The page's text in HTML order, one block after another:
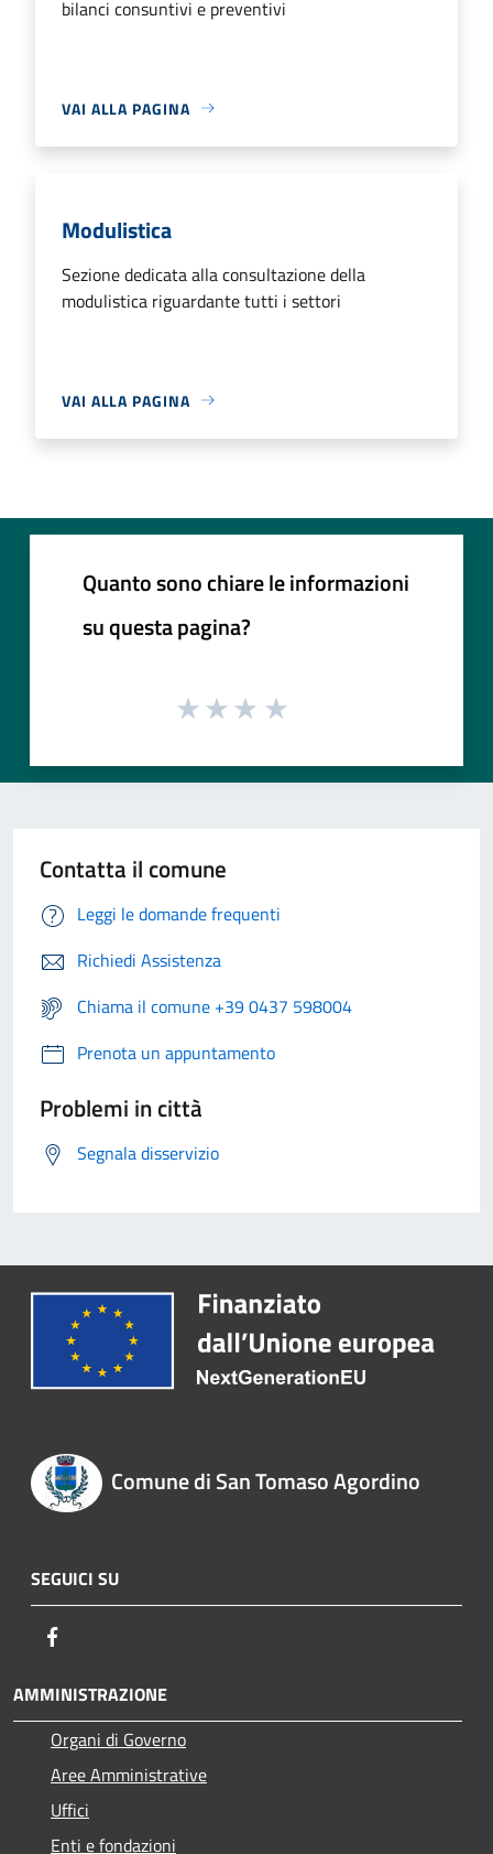
bilanci consuntivi e preventivi
VAI ALLA PAGINA
Modulistica
Sezione dedicata alla consultazione della
modulistica riguardante tutti i settori
VAI ALLA PAGINA
Quanto sono chiare le informazioni
su questa pagina?
Contatta il comune
Leggi le domande frequenti
Richiedi Assistenza
Chiama il comune +39 0437 598004
Prenota un appuntamento
Problemi in città
Segnala disservizio
Comune di San Tomaso Agordino
SEGUICI SU
AMMINISTRAZIONE
Organi di Governo
Aree Amministrative
Uffici
Enti e fondazioni